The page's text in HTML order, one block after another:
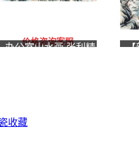
办公室山水画 张利精
价格咨询客服
【
收藏